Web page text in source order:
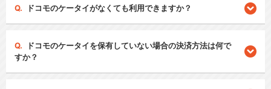
ドコモのケータイがなくても利用できますか？
ドコモのケータイを保有していない場合の決済方法は何で
すか？